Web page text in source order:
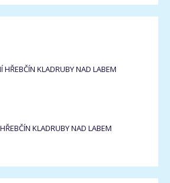
KLADRUBY NAD LABEM